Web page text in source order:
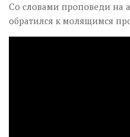
Со словами проповеди на
обратился к молящимся